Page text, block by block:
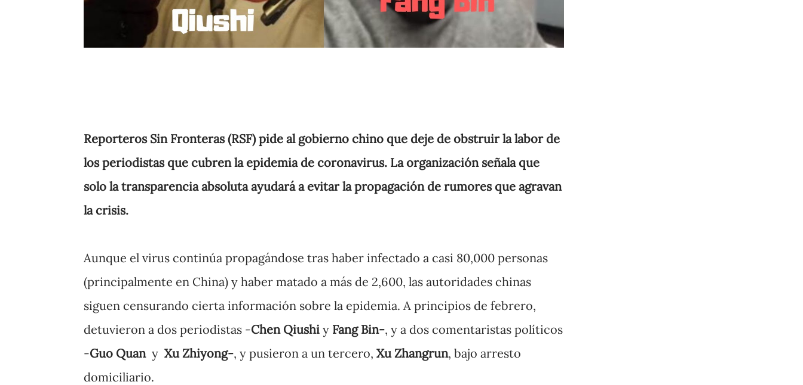
Reporteros Sin Fronteras (RSF) pide al gobierno chino que deje de obstruir la labor de
los periodistas que cubren la epidemia de coronavirus. La organización señala que
solo la transparencia absoluta ayudará a evitar la propagación de rumores que agravan
la crisis.
Aunque el virus continúa propagándose tras haber infectado a casi 80,000 personas
(principalmente en China) y haber matado a más de 2,600, las autoridades chinas
siguen censurando cierta información sobre la epidemia. A principios de febrero,
detuvieron a dos periodistas -Chen Qiushi y Fang Bin-, y a dos comentaristas políticos
-Guo Quany Xu Zhiyong-, y pusieron a un tercero, Xu Zhangrun, bajo arresto
domiciliario.